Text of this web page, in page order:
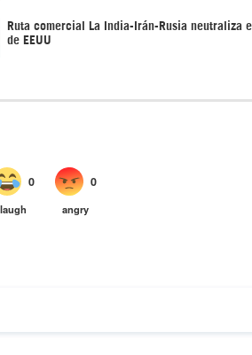
Ruta comercial La India-Irán-Rusia neutraliza
de EEUU